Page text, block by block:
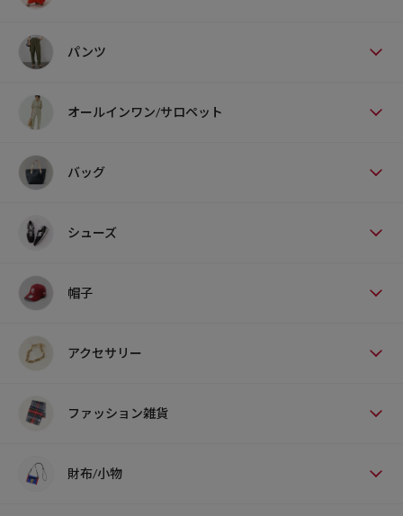
パンツ
オールインワン/サロペット
バッグ
シューズ
帽子
アクセサリー
ファッション雑貨
財布/小物